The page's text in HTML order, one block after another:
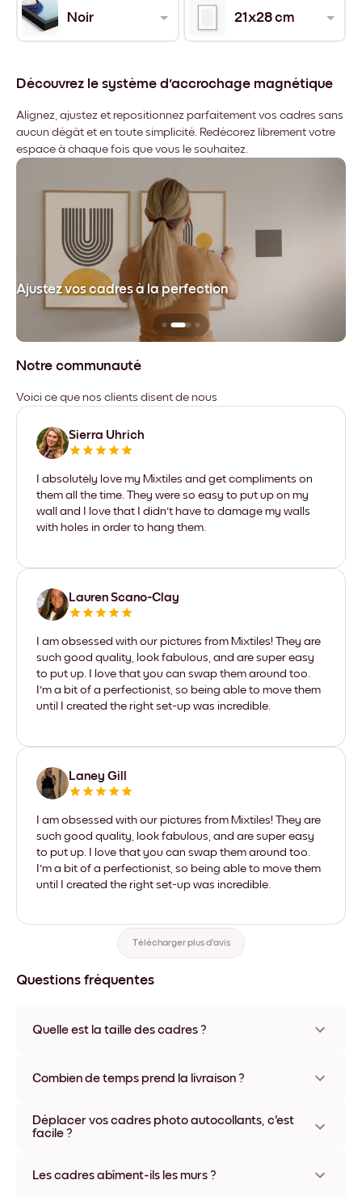
Noir 21x28 cm
Découvrez le système d'accrochage magnétique
Alignez, ajustez et repositionnez parfaitement vos cadres sans
aucun dégât et en toute simplicité. Redécorez librement votre
espace à chaque fois que vous le souhaitez.
Ajustez vos cadres à la perfection
Notre communauté
Voici ce que nos clients disent de nous
Sierra Uhrich
I absolutely love my Mixtiles and get compliments on
them all the time. They were so easy to put up on my
wall and I love that I didn't have to damage my walls
with holes in order to hang them.
Lauren Scano-Clay
I am obsessed with our pictures from Mixtiles! They are
such good quality, look fabulous, and are super easy
to put up. I love that you can swap them around too.
I'm a bit of a perfectionist, so being able to move them
until I created the right set-up was incredible.
Laney Gill
I am obsessed with our pictures from Mixtiles! They are
such good quality, look fabulous, and are super easy
to put up. I love that you can swap them around too.
I'm a bit of a perfectionist, so being able to move them
until I created the right set-up was incredible.
Télécharger plus d'avis
Questions fréquentes
Quelle est la taille des cadres ?
Plusieurs matériaux et coloris disponibles, y compris sans
Combien de temps prend la livraison ?
généralement une semaine. Livraison express possible dans
certains pays. Un numéro de suivi accompagne chaque
Déplacer vos cadres photo autocollants, c'est
facile ?
l'infini, sans abîmer vos murs.
Les cadres abîment-ils les murs ?